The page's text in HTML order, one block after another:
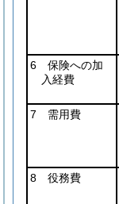
6 保険への加
入経費
7 需用費
8 役務費